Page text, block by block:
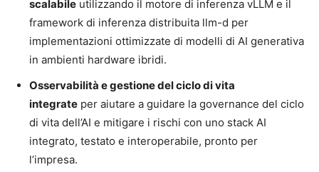
scalabile utilizzando il motore di inferenza vLLM e il
framework di inferenza distribuita llm-d per
implementazioni ottimizzate di modelli di AI generativa
in ambienti hardware ibridi.
Osservabilità e gestione del ciclo di vita
integrate per aiutare a guidare la governance del ciclo
di vita dell’AI e mitigare i rischi con uno stack AI
integrato, testato e interoperabile, pronto per
l’impresa.